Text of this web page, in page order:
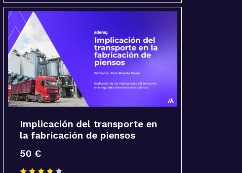
Implicación del transporte en
la fabricación de piensos
50 €